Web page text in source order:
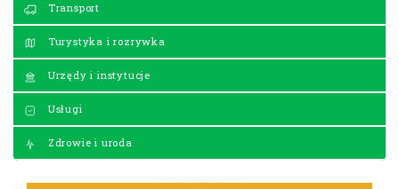
Transport
Turystyka i rozrywka
Urzędy i instytucje
Usługi
Zdrowie i uroda